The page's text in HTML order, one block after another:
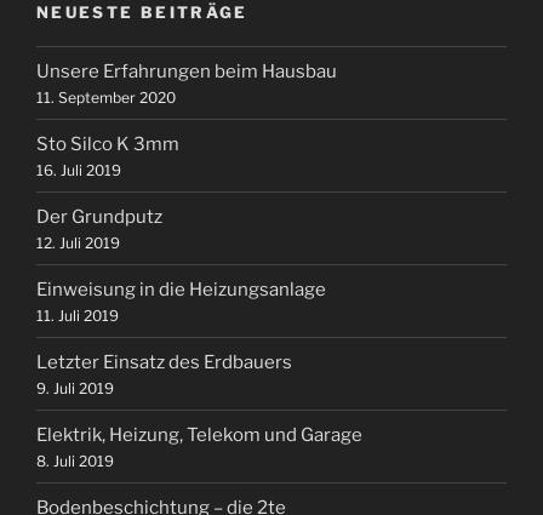
NEUESTE BEITRÄGE
Unsere Erfahrungen beim Hausbau
11. September 2020
Sto Silco K 3mm
16. Juli 2019
Der Grundputz
12. Juli 2019
Einweisung in die Heizungsanlage
11. Juli 2019
Letzter Einsatz des Erdbauers
9. Juli 2019
Elektrik, Heizung, Telekom und Garage
8. Juli 2019
Bodenbeschichtung – die 2te